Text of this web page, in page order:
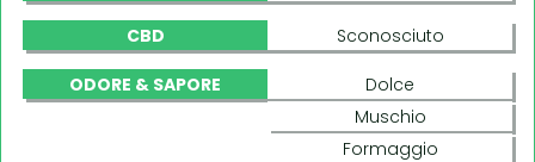
CBD Sconosciuto
ODORE & SAPORE
Dolce
Muschio
Formaggio